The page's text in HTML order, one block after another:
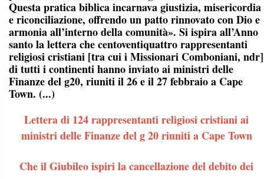
Questa pratica biblica incarnava giustizia, misericordia
e riconciliazione, offrendo un patto rinnovato con Dio e
armonia all’interno della comunità». Si ispira all’Anno
santo la lettera che centoventiquattro rappresentanti
religiosi cristiani [tra cui i Missionari Comboniani, ndr]
di tutti i continenti hanno inviato ai ministri delle
Finanze del g20, riuniti il 26 e il 27 febbraio a Cape
Town. (...)
Lettera di 124 rappresentanti religiosi cristiani ai
ministri delle Finanze del g 20 riuniti a Cape Town
Che il Giubileo ispiri la cancellazione del debito dei